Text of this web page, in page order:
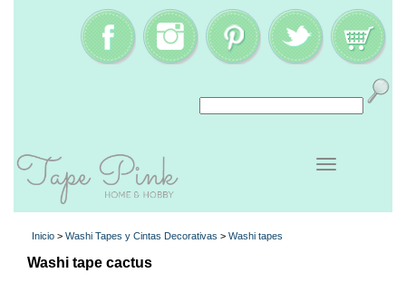
Inicio > Washi Tapes y Cintas Decorativas > Washi tapes
Washi tape cactus